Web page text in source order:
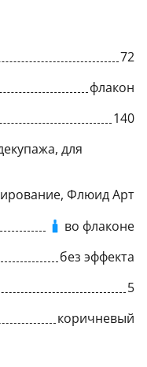
72
флакон
140
для
Флюид Арт
во флаконе
без эффекта
5
коричневый